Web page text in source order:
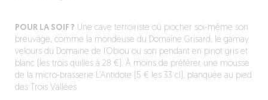
POUR LA SOIF ? Une cave terroiriste où piocher soi-même son
breuvage, comme la mondeuse du Domaine Grisard, le gamay
velours du Domaine de l’Obiou ou son pendant en pinot gris et
blanc (les trois quilles à 28 €). À moins de préférer une mousse
de la micro-brasserie L’Antidote (5 € les 33 cl), planquée au pied
des Trois Vallées.